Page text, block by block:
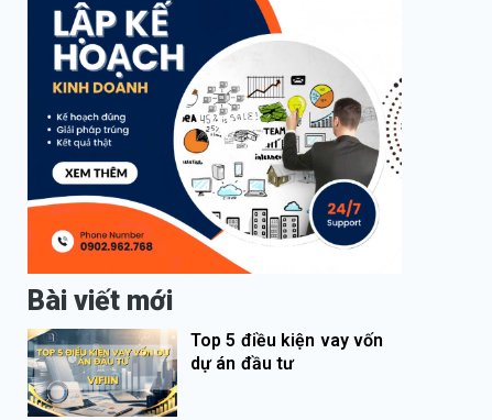
Bài viết mới
Top 5 điều kiện vay vốn
dự án đầu tư